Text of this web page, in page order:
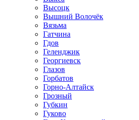
Высоцк
Вышний Волочёк
Вязьма
Гатчина
Гдов
Геленджик
Георгиевск
Глазов
Горбатов
Горно-Алтайск
Грозный
Губкин
Гуково